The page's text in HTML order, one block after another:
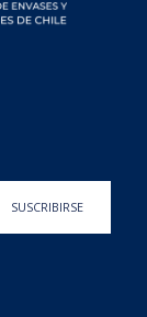
SUSCRIBIRSE